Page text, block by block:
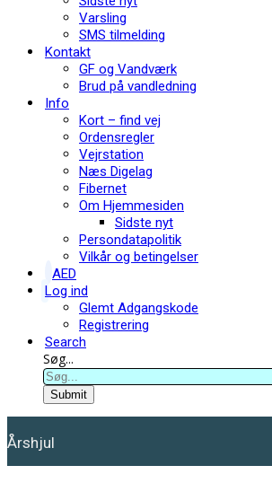
Varsling
SMS tilmelding
Kontakt
GF og Vandværk
Brud på vandledning
Info
Kort – find vej
Ordensregler
Vejrstation
Næs Digelag
Fibernet
Om Hjemmesiden
Sidste nyt
Persondatapolitik
Vilkår og betingelser
AED
Log ind
Glemt Adgangskode
Registrering
Search
Søg...
Submit
Årshjul